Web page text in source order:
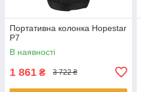
Портативна колонка Hopestar
P7
В наявності
1 861 ₴ 3 722 ₴